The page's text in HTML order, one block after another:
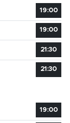
19:00
19:00
21:30
21:30
19:00